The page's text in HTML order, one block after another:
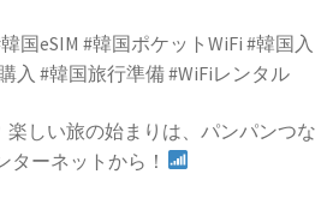
国eSIM #韓国ポケットWiFi #韓国入
入 #韓国旅行準備 #WiFiレンタル
楽しい旅の始まりは、パンパンつな
ターネットから！